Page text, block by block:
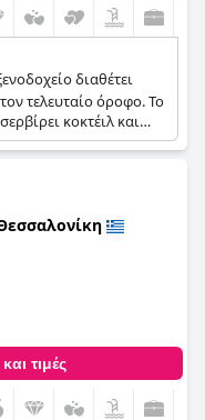
διαθέτει
τελευταίο όροφο. Το
κοκτέιλ και
τη διάρκεια της
τιμές